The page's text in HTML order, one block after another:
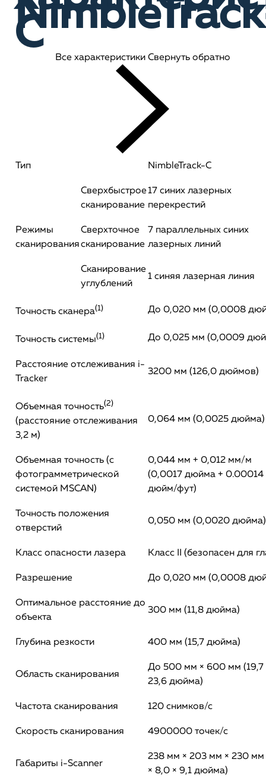
C
Все характеристики Свернуть обратно
Тип NimbleTrack-C
Режимы
сканирования
Сверхбыстрое
сканирование
17 синих лазерных
перекрестий
Сверхточное
сканирование
7 параллельных синих
лазерных линий
Сканирование
углублений
1 синяя лазерная линия
Точность сканера(1) До 0,020 мм (0,0008
Точность системы(1) До 0,025 мм (0,0009
Расстояние отслеживания i-
Tracker
3200 мм (126,0 дюймов)
Объемная точность(2)
(расстояние отслеживания
3,2 м)
0,064 мм (0,0025 дюйма)
Объемная точность (с
фотограмметрической
системой MSCAN)
0,044 мм + 0,012 мм/м
(0,0017 дюйма + 0.00014
дюйм/фут)
Точность положения
отверстий
0,050 мм (0,0020 дюйма)
Класс опасности лазера Класс II (безопасен для
Разрешение До 0,020 мм (0,0008
Оптимальное расстояние до
объекта
300 мм (11,8 дюйма)
Глубина резкости 400 мм (15,7 дюйма)
Область сканирования
До 500 мм × 600 мм (19,7
23,6 дюйма)
Частота сканирования 120 снимков/с
Скорость сканирования 4900000 точек/с
Габариты i-Scanner
238 мм × 203 мм × 230 мм
× 8,0 × 9,1 дюйма)